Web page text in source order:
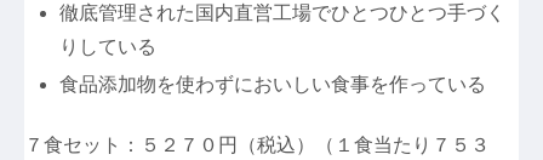
徹底管理された国内直営工場でひとつひとつ手づく
りしている
食品添加物を使わずにおいしい食事を作っている
７食セット：５２７０円（税込）（１食当たり７５３